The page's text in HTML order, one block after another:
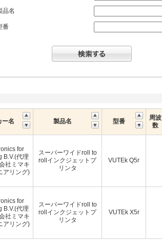
品名
番
ー名 製品名 型番
周波
数
for
B.V.(代理
社ミマキ
アリング)
スーパーワイドroll to
rollインクジェットプ
リンタ
VUTEk Q5r
for
B.V.(代理
社ミマキ
アリング)
スーパーワイドroll to
rollインクジェットプ
リンタ
VUTEk X5r